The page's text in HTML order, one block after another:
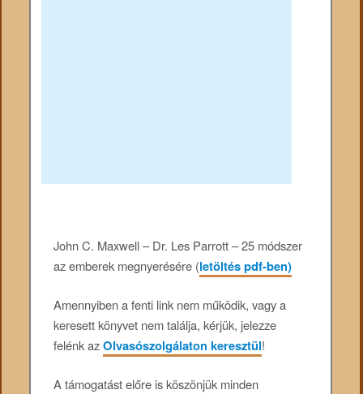
John C. Maxwell – Dr. Les Parrott – 25 módszer
az emberek megnyerésére (letöltés pdf-ben)
Amennyiben a fenti link nem működik, vagy a
keresett könyvet nem találja, kérjük, jelezze
felénk azOlvasószolgálaton keresztül!
A támogatást előre is köszönjük minden